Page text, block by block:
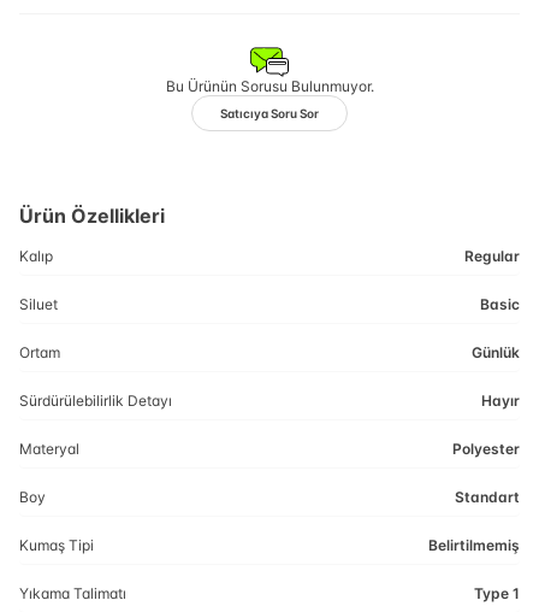
Bu Ürünün Sorusu Bulunmuyor.
Satıcıya Soru Sor
Ürün Özellikleri
Kalıp Regular
Siluet Basic
Ortam Günlük
Sürdürülebilirlik Detayı Hayır
Materyal Polyester
Boy Standart
Kumaş Tipi Belirtilmemiş
Yıkama Talimatı Type 1